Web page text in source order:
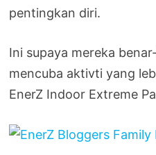
pentingkan diri.
Ini supaya mereka
mencuba aktivti yang
EnerZ Indoor Extreme